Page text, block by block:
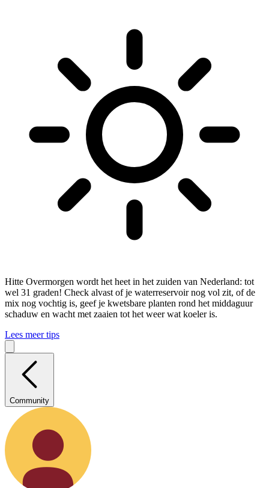
Hitte Overmorgen wordt het heet in het zuiden van Nederland: tot
wel 31 graden! Check alvast of je waterreservoir nog vol zit, of de
mix nog vochtig is, geef je kwetsbare planten rond het middaguur
schaduw en wacht met zaaien tot het weer wat koeler is.
Lees meer tips
Community